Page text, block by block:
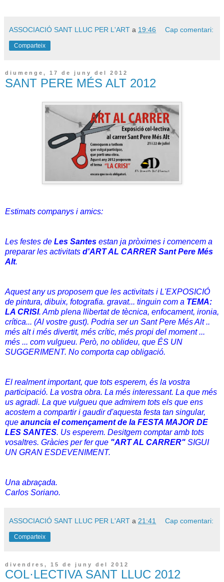
ASSOCIACIÓ SANT LLUC PER L'ART a 19:46 Cap comentari:
Comparteix
diumenge, 17 de juny del 2012
SANT PERE MÉS ALT 2012
Estimats companys i amics:
Les festes de Les Santes estan ja pròximes i comencem a
preparar les activitats d'ART AL CARRER Sant Pere Més
Alt.
Aquest any us proposem que les activitats i L'EXPOSICIÓ
de pintura, dibuix, fotografia. gravat... tinguin com a TEMA:
LA CRISI. Amb plena llibertat de tècnica, enfocament, ironia,
crítica... (Al vostre gust). Podria ser un Sant Pere Més Alt ..
més alt i més divertit, més crític, més propi del moment ...
més ... com vulgueu. Però, no oblideu, que ÉS UN
SUGGERIMENT. No comporta cap obligació.
El realment important, que tots esperem, és la vostra
participació. La vostra obra. La més interessant. La que més
us agradi. La que vulgueu que admirem tots els que ens
acostem a compartir i gaudir d'aquesta festa tan singular,
que anuncia el començament de la FESTA MAJOR DE
LES SANTES. Us esperem. Desitgem comptar amb tots
vosaltres. Gràcies per fer que "ART AL CARRER" SIGUI
UN GRAN ESDEVENIMENT.
Una abraçada.
Carlos Soriano.
ASSOCIACIÓ SANT LLUC PER L'ART a 21:41 Cap comentari:
Comparteix
divendres, 15 de juny del 2012
COL·LECTIVA SANT LLUC 2012